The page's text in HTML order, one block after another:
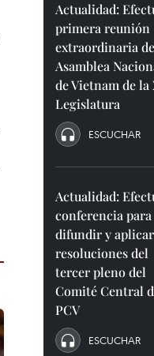
Actualidad:
primera reunión
extraordinaria de
Asamblea
de Vietnam de la
Legislatura
ESCUCHAR
Actualidad:
conferencia para
difundir y aplicar
resoluciones del
tercer pleno del
Comité Central
PCV
ESCUCHAR